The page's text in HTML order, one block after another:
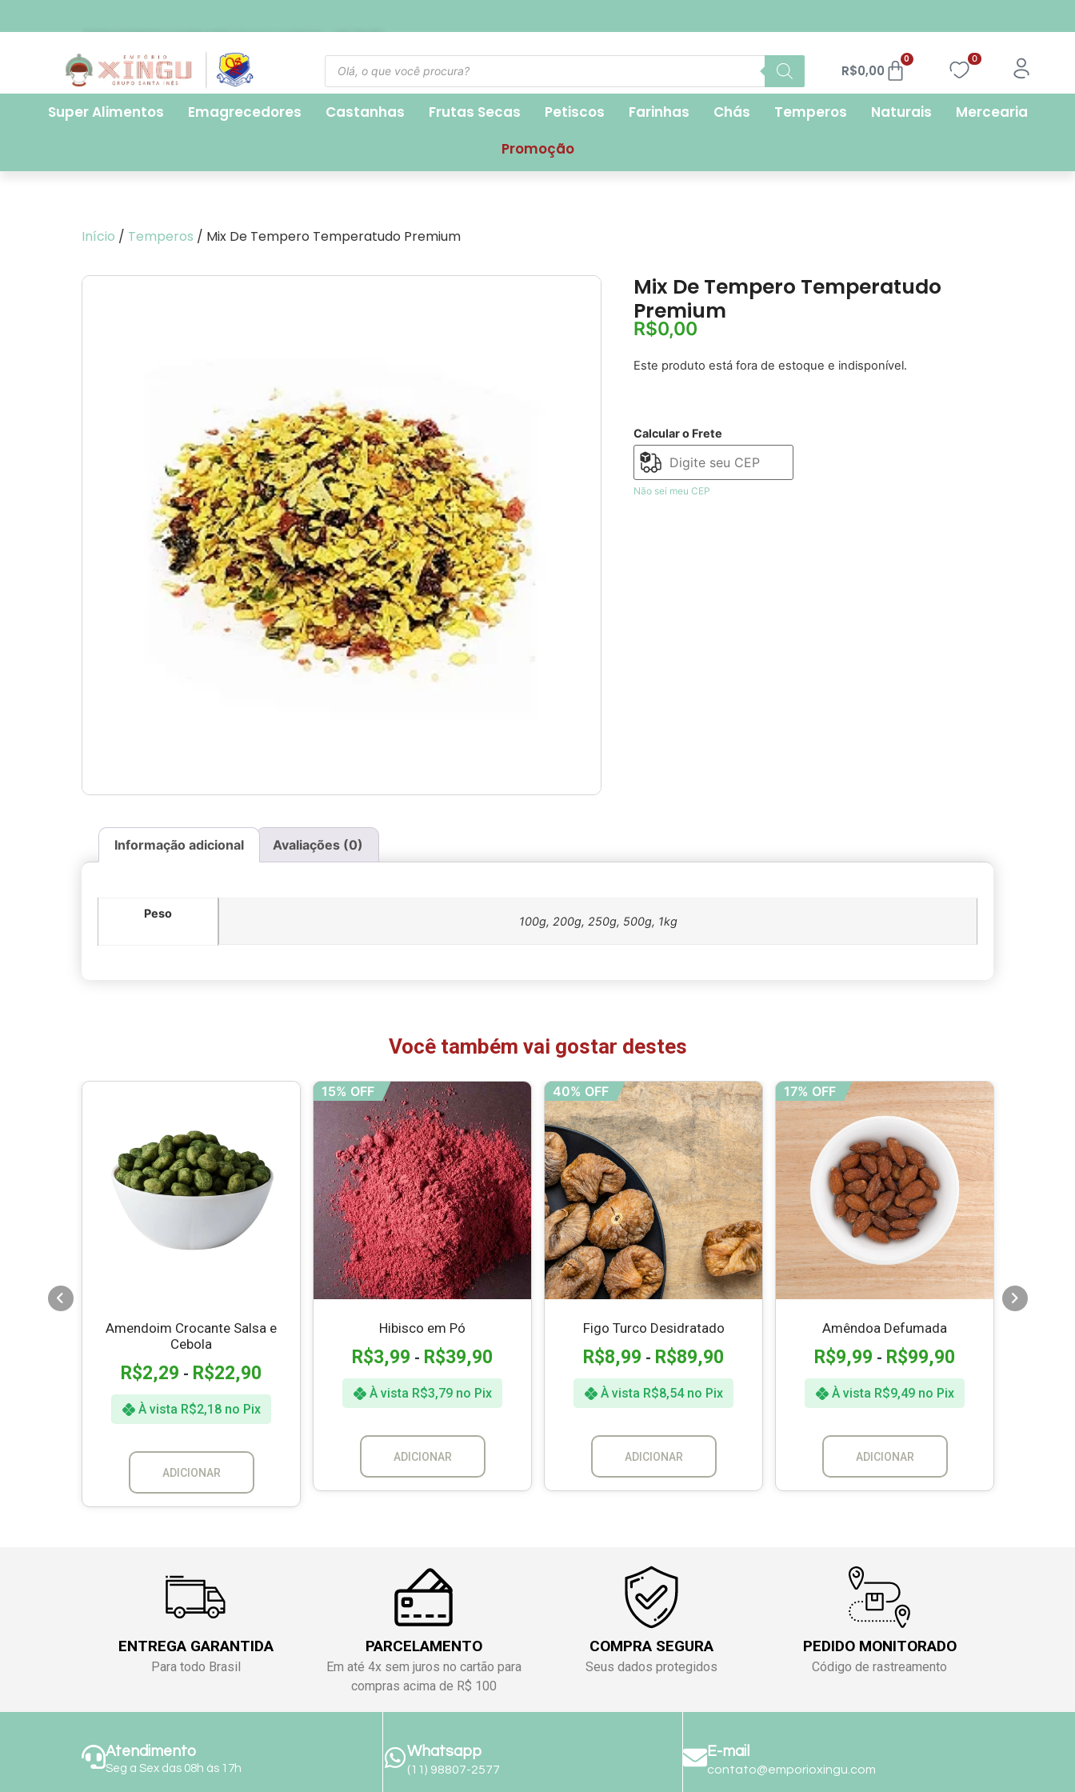
R$0,00
0 0
Super Alimentos Emagrecedores Castanhas Frutas Secas Petiscos Farinhas Chás Temperos Naturais
Mercearia
Promoção
Início / Temperos / Mix De Tempero Temperatudo Premium
Mix De Tempero Temperatudo
Premium
R$0,00
Este produto está fora de estoque e indisponível.
Calcular o Frete
Não sei meu CEP
Informação adicional Avaliações (0)
Peso
100g, 200g, 250g, 500g, 1kg
Você também vai gostar destes
Amendoim Crocante Salsa e
Cebola
R$2,29 - R$22,90
À vista R$2,18 no Pix
ADICIONAR
15% OFF
Hibisco em Pó
R$3,99 - R$39,90
À vista R$3,79 no Pix
ADICIONAR
40% OFF
Figo Turco Desidratado
R$8,99 - R$89,90
À vista R$8,54 no Pix
ADICIONAR
17% OFF
Amêndoa Defumada
R$9,99 - R$99,90
À vista R$9,49 no Pix
ADICIONAR
ENTREGA GARANTIDA
Para todo Brasil
PARCELAMENTO
Em até 4x sem juros no cartão para
compras acima de R$ 100
COMPRA SEGURA
Seus dados protegidos
PEDIDO MONITORADO
Código de rastreamento
Atendimento
Seg a Sex das 08h às 17h
Whatsapp
(11) 98807-2577
E-mail
contato@emporioxingu.com